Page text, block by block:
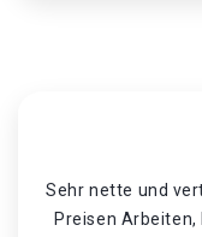
Sehr nette und
Preisen